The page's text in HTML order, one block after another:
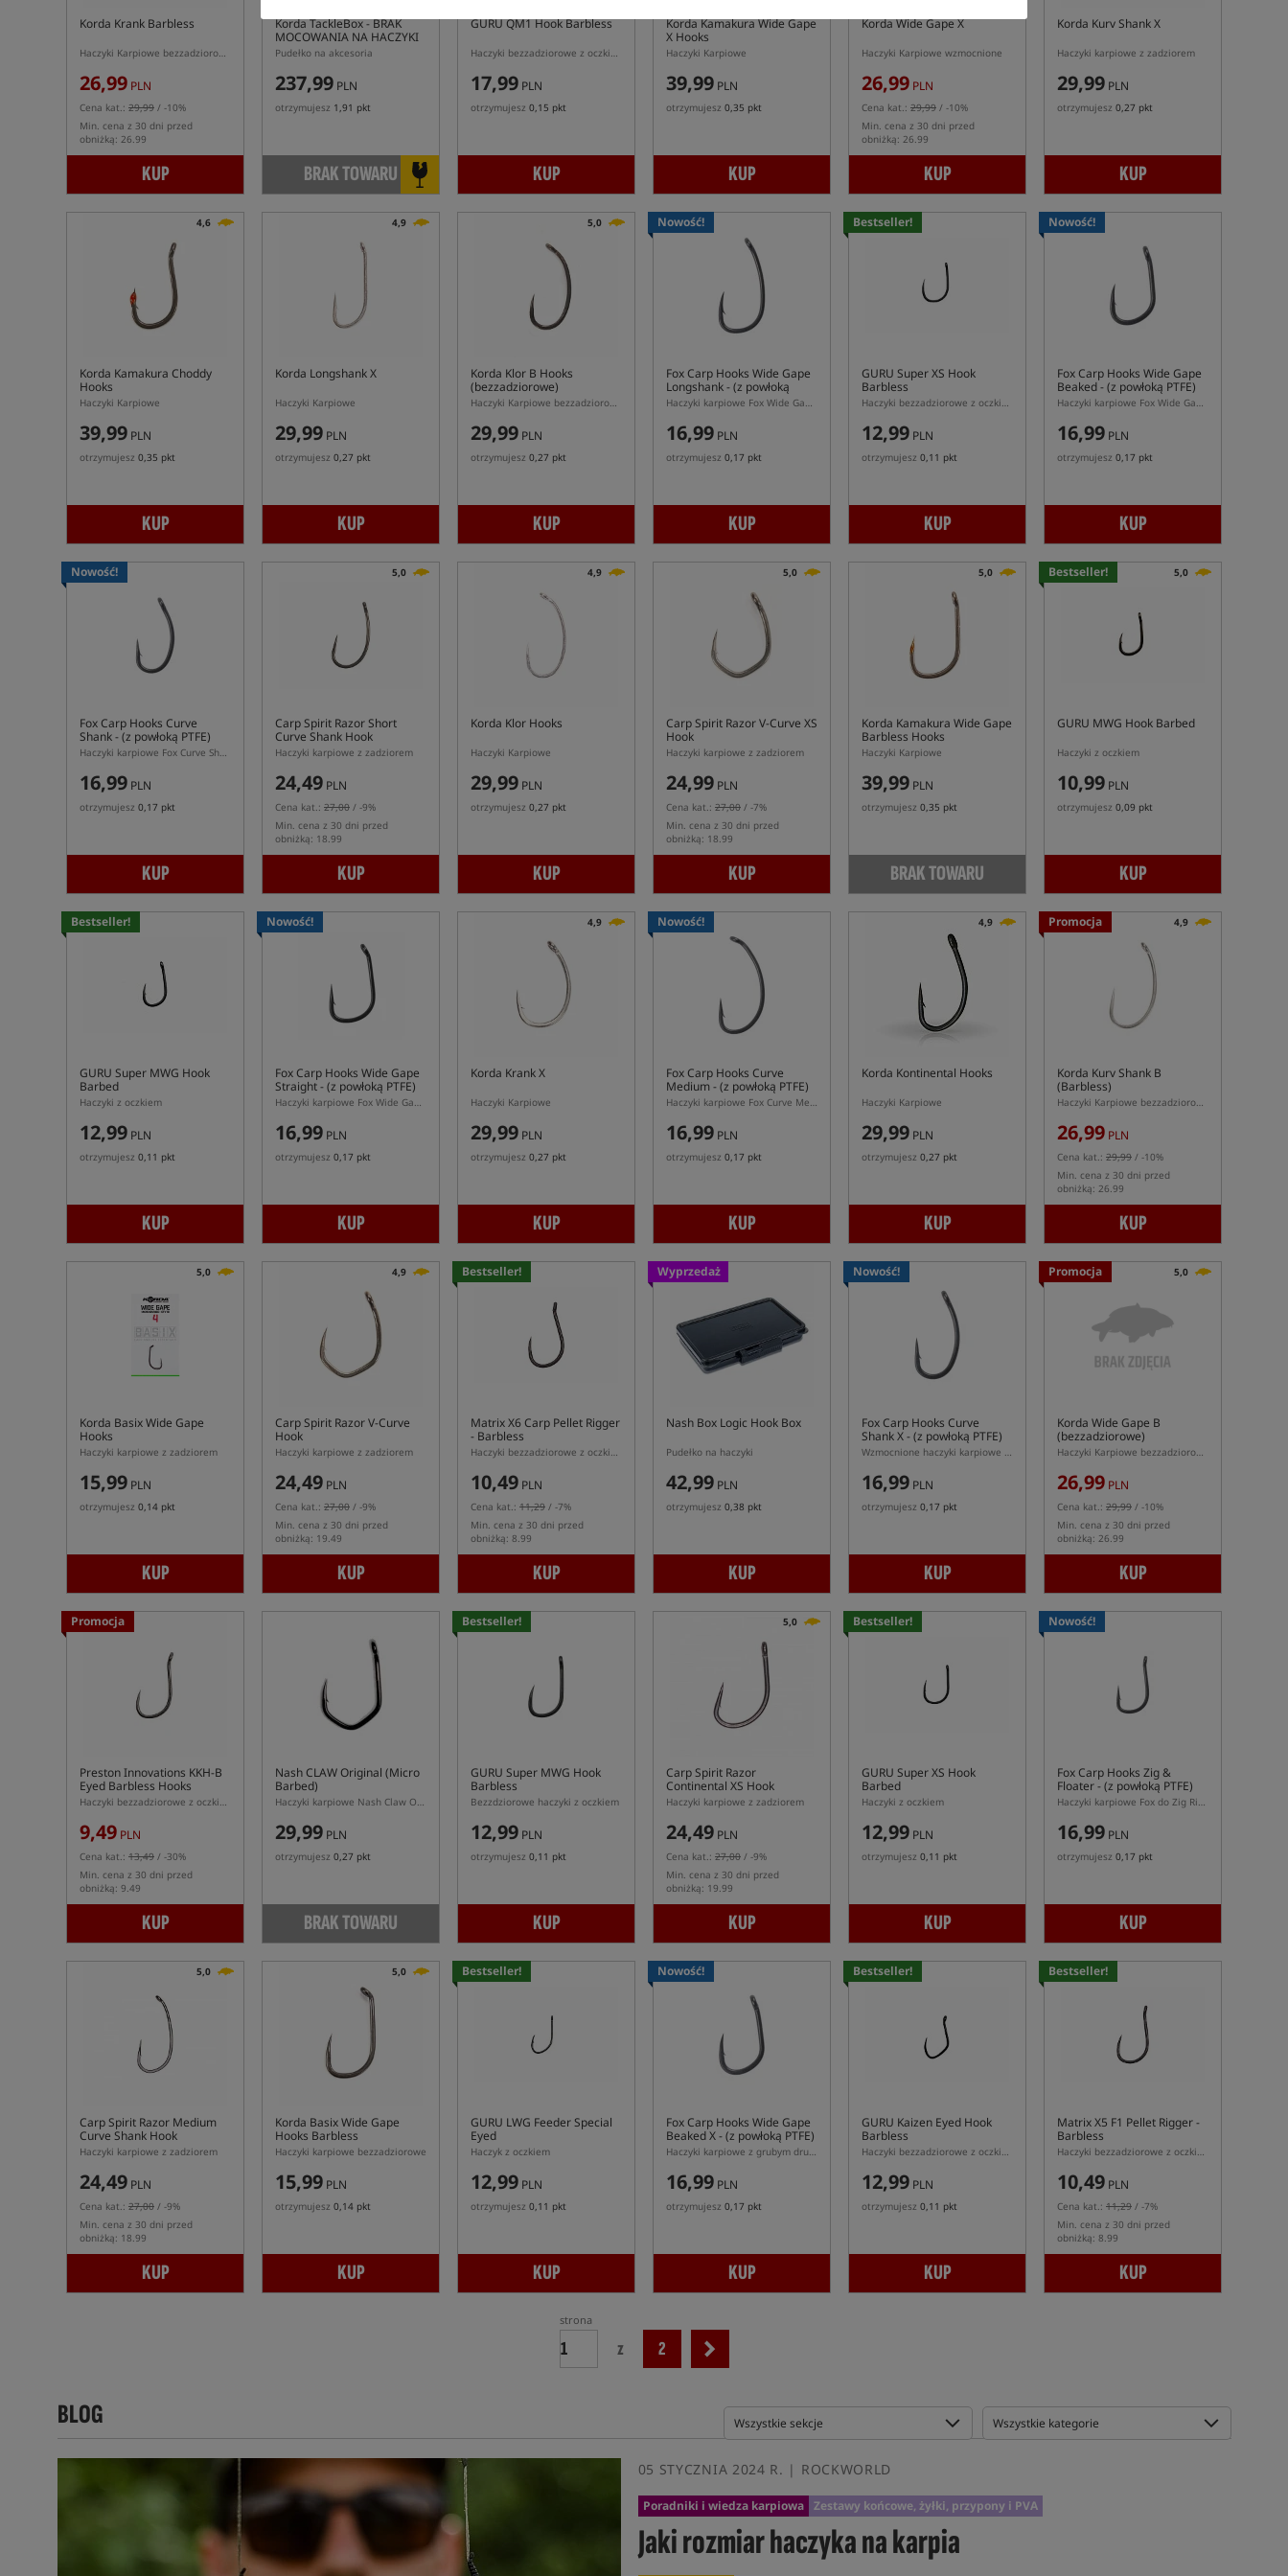
Korda Krank Barbless
Haczyki Karpiowe bezzadziorowe
26,99 PLN
Cena kat.: 29,99 / -10%
Min. cena z 30 dni przed
obniżką: 26.99
KUP
Korda TackleBox- BRAK
MOCOWANIA NA HACZYKI
Pudełko na akcesoria
237,99 PLN
otrzymujesz 1,91 pkt
BRAK TOWARU
GURU QM1 Hook Barbless
Haczyki bezzadziorowe z oczkiem
17,99 PLN
otrzymujesz 0,15 pkt
KUP
Korda Kamakura Wide Gape
X Hooks
Haczyki Karpiowe
39,99 PLN
otrzymujesz 0,35 pkt
KUP
Korda Wide Gape X
Haczyki Karpiowe wzmocnione
26,99 PLN
Cena kat.: 29,99 / -10%
Min. cena z 30 dni przed
obniżką: 26.99
KUP
Korda Kurv Shank X
Haczyki karpiowe z zadziorem
29,99 PLN
otrzymujesz 0,27 pkt
KUP
4,6
Korda Kamakura Choddy
Hooks
Haczyki Karpiowe
39,99 PLN
otrzymujesz 0,35 pkt
KUP
4,9
Korda Longshank X
Haczyki Karpiowe
29,99 PLN
otrzymujesz 0,27 pkt
KUP
5,0
Korda Klor B Hooks
(bezzadziorowe)
Haczyki Karpiowe bezzadziorowe
29,99 PLN
otrzymujesz 0,27 pkt
KUP
Nowość!
Fox Carp Hooks Wide Gape
Longshank- (z powłoką
PTFE)
Haczyki karpiowe Fox Wide Gape Longshank PTFE do Ronnie Rig
16,99 PLN
otrzymujesz 0,17 pkt
KUP
Bestseller!
GURU Super XS Hook
Barbless
Haczyki bezzadziorowe z oczkiem
12,99 PLN
otrzymujesz 0,11 pkt
KUP
Nowość!
Fox Carp Hooks Wide Gape
Beaked- (z powłoką PTFE)
Haczyki karpiowe Fox Wide Gape Beaked PTFE
16,99 PLN
otrzymujesz 0,17 pkt
KUP
Nowość!
Fox Carp Hooks Curve
Shank- (z powłoką PTFE)
Haczyki karpiowe Fox Curve Shank PTFE
16,99 PLN
otrzymujesz 0,17 pkt
KUP
5,0
Carp Spirit Razor Short
Curve Shank Hook
Haczyki karpiowe z zadziorem
24,49 PLN
Cena kat.: 27,00 / -9%
Min. cena z 30 dni przed
obniżką: 18.99
KUP
4,9
Korda Klor Hooks
Haczyki Karpiowe
29,99 PLN
otrzymujesz 0,27 pkt
KUP
5,0
Carp Spirit Razor V-Curve XS
Hook
Haczyki karpiowe z zadziorem
24,99 PLN
Cena kat.: 27,00 / -7%
Min. cena z 30 dni przed
obniżką: 18.99
KUP
5,0
Korda Kamakura Wide Gape
Barbless Hooks
Haczyki Karpiowe
39,99 PLN
otrzymujesz 0,35 pkt
BRAK TOWARU
Bestseller! 5,0
GURU MWG Hook Barbed
Haczyki z oczkiem
10,99 PLN
otrzymujesz 0,09 pkt
KUP
Bestseller!
GURU Super MWG Hook
Barbed
Haczyki z oczkiem
12,99 PLN
otrzymujesz 0,11 pkt
KUP
Nowość!
Fox Carp Hooks Wide Gape
Straight- (z powłoką PTFE)
Haczyki karpiowe Fox Wide Gape Straight z powłoką PTFE
16,99 PLN
otrzymujesz 0,17 pkt
KUP
4,9
Korda Krank X
Haczyki Karpiowe
29,99 PLN
otrzymujesz 0,27 pkt
KUP
Nowość!
Fox Carp Hooks Curve
Medium- (z powłoką PTFE)
Haczyki karpiowe Fox Curve Medium PTFE do Ronnie Rig
16,99 PLN
otrzymujesz 0,17 pkt
KUP
4,9
Korda Kontinental Hooks
Haczyki Karpiowe
29,99 PLN
otrzymujesz 0,27 pkt
KUP
Promocja 4,9
Korda Kurv Shank B
(Barbless)
Haczyki Karpiowe bezzadziorowe
26,99 PLN
Cena kat.: 29,99 / -10%
Min. cena z 30 dni przed
obniżką: 26.99
KUP
5,0
Korda Basix Wide Gape
Hooks
Haczyki karpiowe z zadziorem
15,99 PLN
otrzymujesz 0,14 pkt
KUP
4,9
Carp Spirit Razor V-Curve
Hook
Haczyki karpiowe z zadziorem
24,49 PLN
Cena kat.: 27,00 / -9%
Min. cena z 30 dni przed
obniżką: 19.49
KUP
Bestseller!
Matrix X6 Carp Pellet Rigger
- Barbless
Haczyki bezzadziorowe z oczkiem
10,49 PLN
Cena kat.: 11,29 / -7%
Min. cena z 30 dni przed
obniżką: 8.99
KUP
Wyprzedaż
Nash Box Logic Hook Box
Pudełko na haczyki
42,99 PLN
otrzymujesz 0,38 pkt
KUP
Nowość!
Fox Carp Hooks Curve
Shank X- (z powłoką PTFE)
Wzmocnione haczyki karpiowe Fox Curve Shank X PTFE
16,99 PLN
otrzymujesz 0,17 pkt
KUP
Promocja 5,0
Korda Wide Gape B
(bezzadziorowe)
Haczyki Karpiowe bezzadziorowe
26,99 PLN
Cena kat.: 29,99 / -10%
Min. cena z 30 dni przed
obniżką: 26.99
KUP
Promocja
Preston Innovations KKH-B
Eyed Barbless Hooks
Haczyki bezzadziorowe z oczkiem
9,49 PLN
Cena kat.: 13,49 / -30%
Min. cena z 30 dni przed
obniżką: 9.49
KUP
Nash CLAW Original (Micro
Barbed)
Haczyki karpiowe Nash Claw Original Micro Barbed – Steelpoint
29,99 PLN
otrzymujesz 0,27 pkt
BRAK TOWARU
Bestseller!
GURU Super MWG Hook
Barbless
Bezzdziorowe haczyki z oczkiem
12,99 PLN
otrzymujesz 0,11 pkt
KUP
5,0
Carp Spirit Razor
Continental XS Hook
Haczyki karpiowe z zadziorem
24,49 PLN
Cena kat.: 27,00 / -9%
Min. cena z 30 dni przed
obniżką: 19.99
KUP
Bestseller!
GURU Super XS Hook
Barbed
Haczyki z oczkiem
12,99 PLN
otrzymujesz 0,11 pkt
KUP
Nowość!
Fox Carp Hooks Zig &
Floater- (z powłoką PTFE)
Haczyki karpiowe Fox do Zig Rig i łowienia powierzchniowego
16,99 PLN
otrzymujesz 0,17 pkt
KUP
5,0
Carp Spirit Razor Medium
Curve Shank Hook
Haczyki karpiowe z zadziorem
24,49 PLN
Cena kat.: 27,00 / -9%
Min. cena z 30 dni przed
obniżką: 18.99
KUP
5,0
Korda Basix Wide Gape
Hooks Barbless
Haczyki karpiowe bezzadziorowe
15,99 PLN
otrzymujesz 0,14 pkt
KUP
Bestseller!
GURU LWG Feeder Special
Eyed
Haczyk z oczkiem
12,99 PLN
otrzymujesz 0,11 pkt
KUP
Nowość!
Fox Carp Hooks Wide Gape
Beaked X- (z powłoką PTFE)
Haczyki karpiowe z grubym drutem Fox Wide Gape Beaked X PTFE
16,99 PLN
otrzymujesz 0,17 pkt
KUP
Bestseller!
GURU Kaizen Eyed Hook
Barbless
Haczyki bezzadziorowe z oczkiem
12,99 PLN
otrzymujesz 0,11 pkt
KUP
Bestseller!
Matrix X5 F1 Pellet Rigger -
Barbless
Haczyki bezzadziorowe z oczkiem
10,49 PLN
Cena kat.: 11,29 / -7%
Min. cena z 30 dni przed
obniżką: 8.99
KUP
strona
z 2
BLOG
05 STYCZNIA 2024 R. | ROCKWORLD
Poradniki i wiedza karpiowa Zestawy końcowe, żyłki, przypony i PVA
Jaki rozmiar haczyka na karpia